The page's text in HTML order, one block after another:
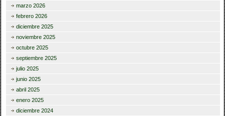
marzo 2026
febrero 2026
diciembre 2025
noviembre 2025
octubre 2025
septiembre 2025
julio 2025
junio 2025
abril 2025
enero 2025
diciembre 2024